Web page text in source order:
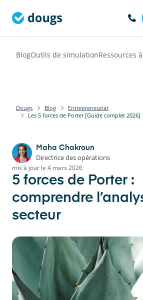
BlogOutils de simulationRessources
Dougs Blog
Entrepreneuriat
Les 5 forces de Porter [Guide complet 2026]
Maha Chakroun
Directrice des opérations
mis à jour le 4 mars 2026
5 forces de Porter :
comprendre
secteur